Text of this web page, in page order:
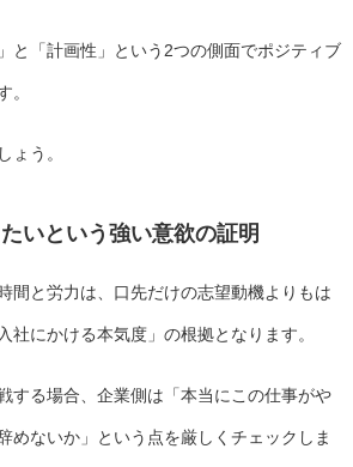
と「計画性」という2つの側面でポジティブ
。
ょう。
いという強い意欲の証明
間と労力は、口先だけの志望動機よりもは
社にかける本気度」の根拠となります。
する場合、企業側は「本当にこの仕事がや
めないか」という点を厳しくチェックしま